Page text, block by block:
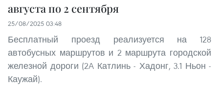
августа по 2 сентября
25/08/2025 03:48
Бесплатный проезд реализуется на 128
автобусных маршрутов и 2 маршрута городской
железной дороги (2A Катлинь - Хадонг, 3.1 Ньон -
Каужай).